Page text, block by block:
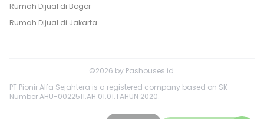
Rumah Dijual di Bogor
Rumah Dijual di Jakarta
©2026 by Pashouses.id.
PT Pionir Alfa Sejahtera is a registered company based on SK
Number AHU-0022511.AH.01.01.TAHUN 2020.